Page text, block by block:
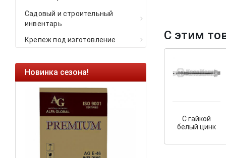
Садовый и строительный
инвентарь
Крепеж под изготовление
Новинка сезона! Ликвидация
Ликвидация
остатков по ценам
С этим
С гайкой
белый цинк